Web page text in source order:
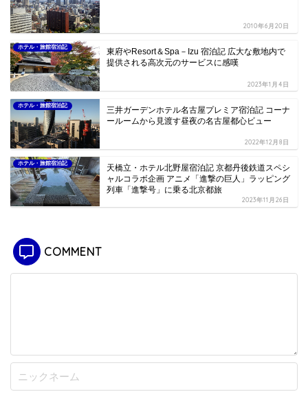
2010年6月20日
ホテル・旅館宿泊記
東府やResort＆Spa－Izu 宿泊記 広大な敷地内で
提供される高次元のサービスに感嘆
2023年1月4日
ホテル・旅館宿泊記
三井ガーデンホテル名古屋プレミア宿泊記 コーナ
ールームから見渡す昼夜の名古屋都心ビュー
2022年12月8日
ホテル・旅館宿泊記
天橋立・ホテル北野屋宿泊記 京都丹後鉄道スペシ
ャルコラボ企画 アニメ「進撃の巨人」ラッピング
列車「進撃号」に乗る北京都旅
2023年11月26日
COMMENT